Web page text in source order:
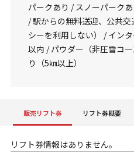
パークあり / スノーパークあ
/ 駅からの無料送迎、公共
シーを利用しない） / イン
以内 / パウダー（非圧雪コ
り（5㎞以上）
販売リフト券 リフト券概要
リフト券情報はありません。